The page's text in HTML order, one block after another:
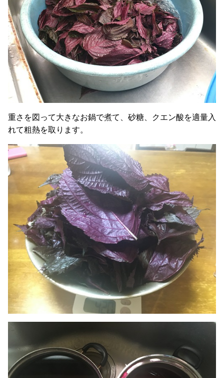
重さを図って大きなお鍋で煮て、砂糖、クエン酸を適量入
れて粗熱を取ります。